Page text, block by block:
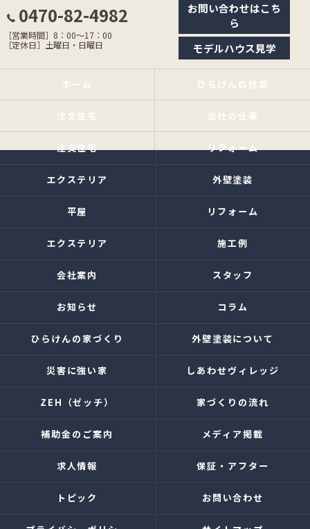
0470-82-4982
［営業時間］8：00〜17：00
［定休日］土曜日・日曜日
お問い合わせはこち
ら
モデルハウス見学
ホーム ひらけんの性能
注文住宅 当社の仕事
注文住宅 リフォーム
エクステリア 外壁塗装
平屋 リフォーム
エクステリア 施工例
会社案内 スタッフ
お知らせ コラム
ひらけんの家づくり 外壁塗装について
災害に強い家 しあわせヴィレッジ
ZEH（ゼッチ） 家づくりの流れ
補助金のご案内 メディア掲載
求人情報 保証・アフター
トピック お問い合わせ